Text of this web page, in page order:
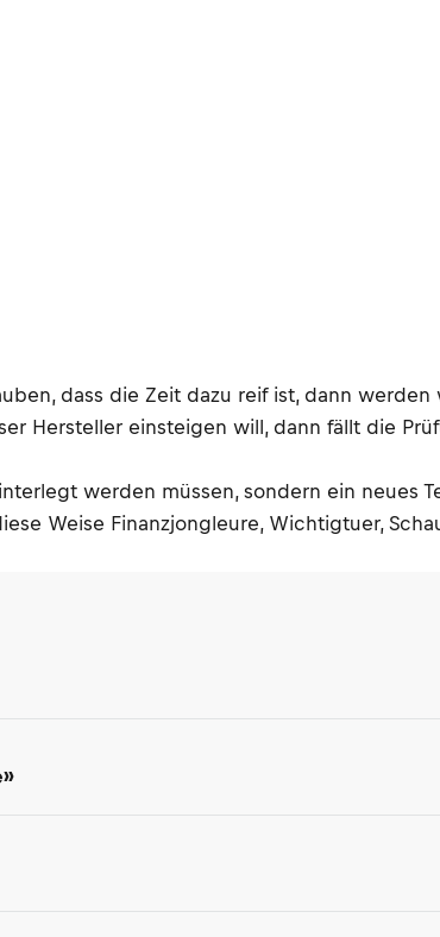
dass die Zeit dazu reif ist, dann werden
Hersteller einsteigen will, dann fällt die
werden müssen, sondern ein neues
Weise Finanzjongleure, Wichtigtuer,